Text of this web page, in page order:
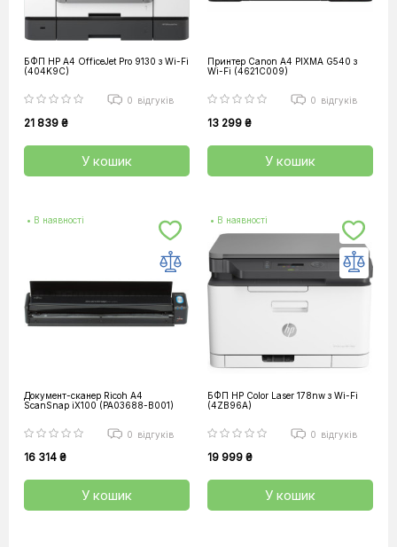
БФП HP A4 OfficeJet Pro 9130 з Wi-Fi
(404K9C)
0 відгуків
21 839 ₴
У кошик
Принтер Canon А4 PIXMA G540 з
Wi-Fi (4621C009)
0 відгуків
13 299 ₴
У кошик
• В наявності
Документ-сканер Ricoh A4
ScanSnap iX100 (PA03688-B001)
0 відгуків
16 314 ₴
У кошик
• В наявності
БФП HP Color Laser 178nw з Wi-Fi
(4ZB96A)
0 відгуків
19 999 ₴
У кошик